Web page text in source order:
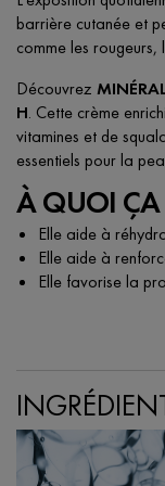
barrière cutanée et
comme les
Découvrez
H. Cette crème
vitamines et de
essentiels pour la
À QUOI ÇA
Elle aide à
Elle aide à
Elle favorise la